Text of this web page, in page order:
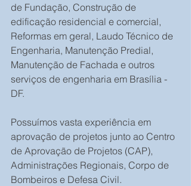
de Fundação, Construção de
edificação residencial e comercial,
Reformas em geral, Laudo Técnico de
Engenharia, Manutenção Predial,
Manutenção de Fachada e outros
serviços de engenharia em Brasília -
DF.
Possuímos vasta experiência em
aprovação de projetos junto ao Centro
de Aprovação de Projetos (CAP),
Administrações Regionais, Corpo de
Bombeiros e Defesa Civil.